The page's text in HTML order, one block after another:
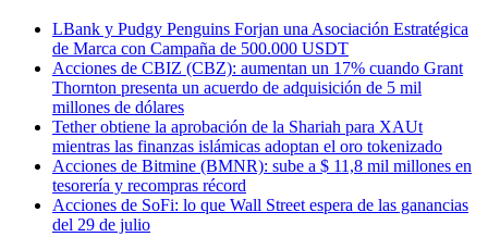
LBank y Pudgy Penguins Forjan una Asociación Estratégica
de Marca con Campaña de 500.000 USDT
Acciones de CBIZ (CBZ): aumentan un 17% cuando Grant
Thornton presenta un acuerdo de adquisición de 5 mil
millones de dólares
Tether obtiene la aprobación de la Shariah para XAUt
mientras las finanzas islámicas adoptan el oro tokenizado
Acciones de Bitmine (BMNR): sube a $ 11,8 mil millones en
tesorería y recompras récord
Acciones de SoFi: lo que Wall Street espera de las ganancias
del 29 de julio